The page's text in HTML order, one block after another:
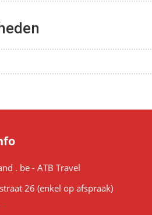
. be - ATB Travel
26 (enkel op afspraak)